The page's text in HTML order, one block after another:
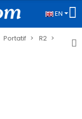
EN
Portatif
R2